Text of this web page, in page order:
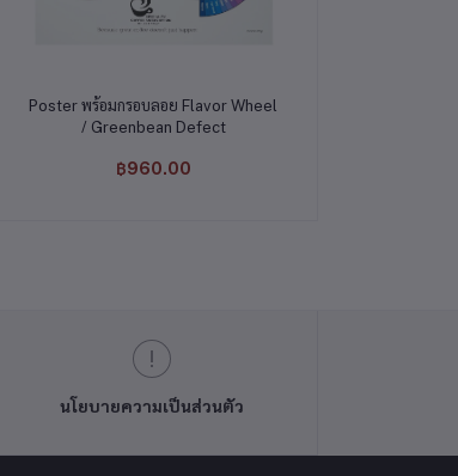
หยิบใส่ตะกร้า
Poster พร้อมกรอบลอย Flavor Wheel
/ Greenbean Defect
฿960.00
นโยบายความเป็นส่วนตัว